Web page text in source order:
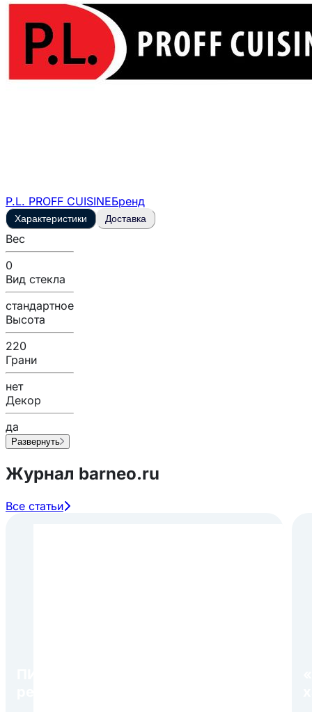
P.L. PROFF CUISINEБренд
Характеристики Доставка
Вес
0
Вид стекла
стандартное
Высота
220
Грани
нет
Декор
да
Развернуть
Журнал barneo.ru
Все статьи